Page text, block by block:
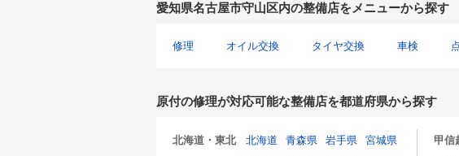
愛知県名古屋市守山区内の整備店をメニューから探す
修理 オイル交換 タイヤ交換 車検
原付の修理が対応可能な整備店を都道府県から探す
北海道・東北 北海道 青森県 岩手県
宮城県
甲信